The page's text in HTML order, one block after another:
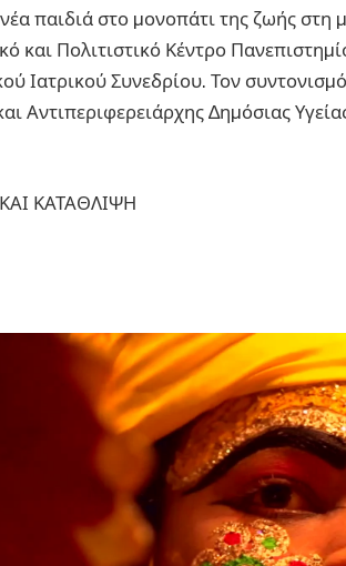
παιδιά στο µονοπάτι της ζωής στη
και Πολιτιστικό Κέντρο
Ιατρικού Συνεδρίου. Τον
Αντιπεριφερειάρχης ∆ηµόσιας
ΚΑΤΑΘΛΙΨΗ